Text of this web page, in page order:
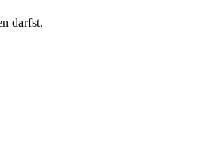
darfst.